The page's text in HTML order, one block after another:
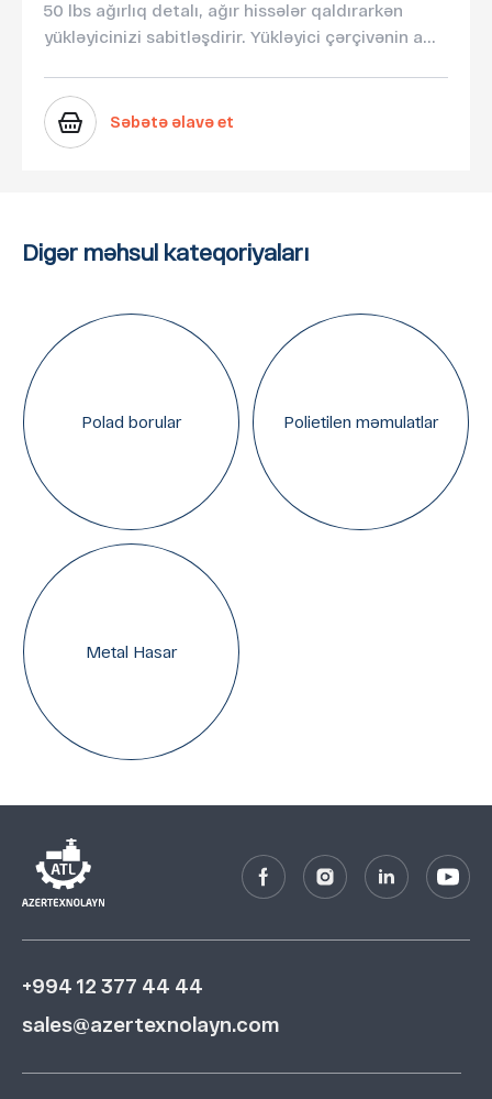
50 lbs ağırlıq detalı, ağır hissələr qaldırarkən
yükləyicinizi sabitləşdirir. Yükləyici çərçivənin a...
Səbətə əlavə et
Digər məhsul kateqoriyaları
Polad borular Polietilen məmulatlar
Metal Hasar
+994 12 377 44 44
sales@azertexnolayn.com